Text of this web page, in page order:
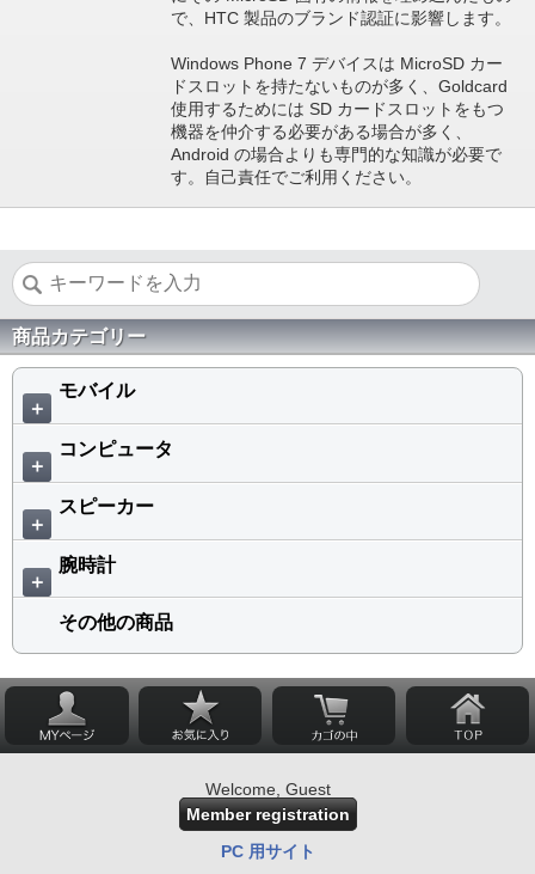
で、HTC 製品のブランド認証に影響します。
Windows Phone 7 デバイスは MicroSD カー
ドスロットを持たないものが多く、Goldcard
使用するためには SD カードスロットをもつ
機器を仲介する必要がある場合が多く、
Android の場合よりも専門的な知識が必要で
す。自己責任でご利用ください。
商品カテゴリー
＋
モバイル
＋
コンピュータ
＋
スピーカー
＋
腕時計
その他の商品
Welcome, Guest
Member registration
PC 用サイト